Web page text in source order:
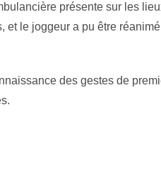
présente sur les
le joggeur a pu être
des gestes de